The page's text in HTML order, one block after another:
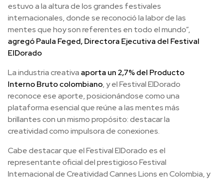
estuvo a la altura de los grandes festivales
internacionales, donde se reconoció la labor de las
mentes que hoy son referentes en todo el mundo”,
agregó Paula Feged, Directora Ejecutiva del Festival
ElDorado
La industria creativa aporta un 2,7% del Producto
Interno Bruto colombiano, y el Festival ElDorado
reconoce ese aporte, posicionándose como una
plataforma esencial que reúne a las mentes más
brillantes con un mismo propósito: destacar la
creatividad como impulsora de conexiones.
Cabe destacar que el Festival ElDorado es el
representante oficial del prestigioso Festival
Internacional de Creatividad Cannes Lions en Colombia, y